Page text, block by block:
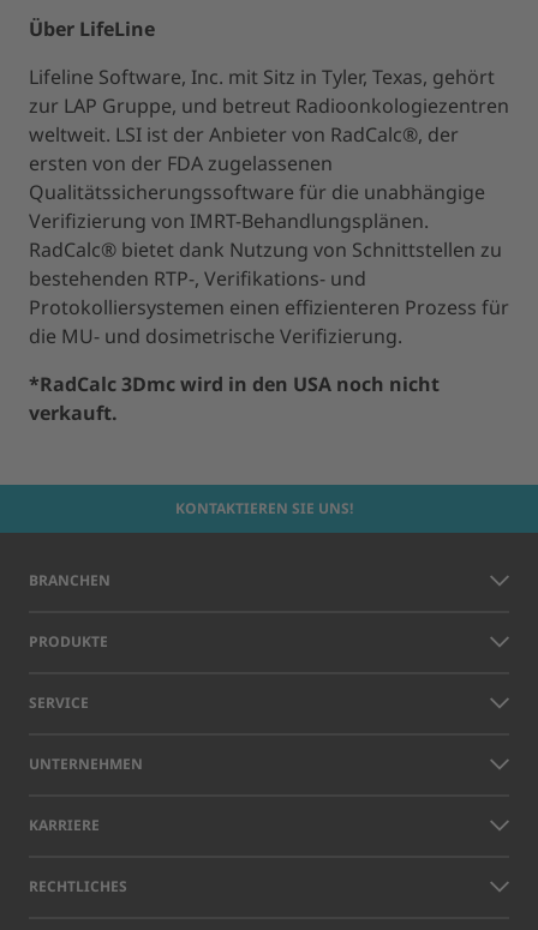
Über LifeLine
Lifeline Software, Inc. mit Sitz in Tyler, Texas, gehört
zur LAP Gruppe, und betreut Radioonkologiezentren
weltweit. LSI ist der Anbieter von RadCalc®, der
ersten von der FDA zugelassenen
Qualitätssicherungssoftware für die unabhängige
Verifizierung von IMRT-Behandlungsplänen.
RadCalc® bietet dank Nutzung von Schnittstellen zu
bestehenden RTP-, Verifikations- und
Protokolliersystemen einen effizienteren Prozess für
die MU- und dosimetrische Verifizierung.
*RadCalc 3Dmc wird in den USA noch nicht
verkauft.
KONTAKTIEREN SIE UNS!
BRANCHEN
PRODUKTE
SERVICE
UNTERNEHMEN
KARRIERE
RECHTLICHES